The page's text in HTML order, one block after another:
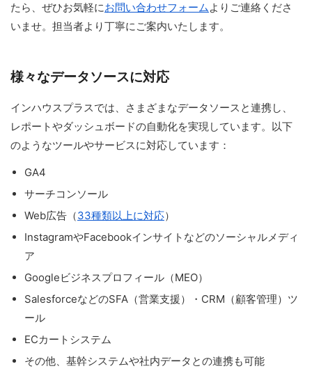
たら、ぜひお気軽にお問い合わせフォームよりご連絡くださ
いませ。担当者より丁寧にご案内いたします。
様々なデータソースに対応
インハウスプラスでは、さまざまなデータソースと連携し、
レポートやダッシュボードの自動化を実現しています。以下
のようなツールやサービスに対応しています：
GA4
サーチコンソール
Web広告（33種類以上に対応）
InstagramやFacebookインサイトなどのソーシャルメディ
ア
Googleビジネスプロフィール（MEO）
SalesforceなどのSFA（営業支援）・CRM（顧客管理）ツ
ール
ECカートシステム
その他、基幹システムや社内データとの連携も可能